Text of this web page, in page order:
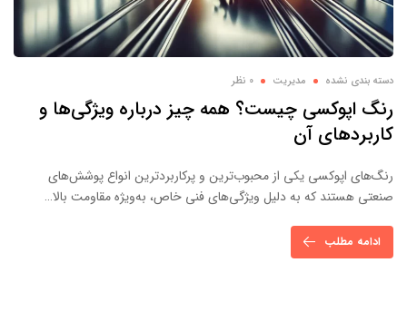
دسته بندی نشده مدیریت 0 نظر
رنگ اپوکسی چیست؟ همه چیز درباره ویژگی‌ها و
کاربردهای آن
رنگ‌های اپوکسی یکی از محبوب‌ترین و پرکاربردترین انواع پوشش‌های
صنعتی هستند که به دلیل ویژگی‌های فنی خاص، به‌ویژه مقاومت بالا…
ادامه مطلب